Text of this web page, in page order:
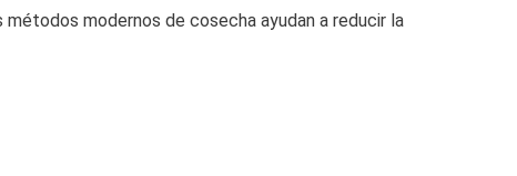
modernos de cosecha ayudan a reducir la